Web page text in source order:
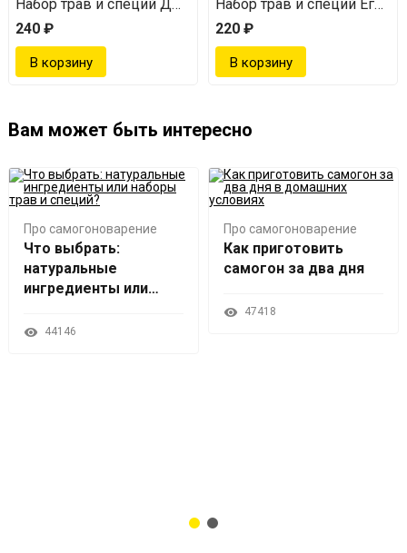
Набор трав и специй Джин
240 ₽
Набор трав и специй
220 ₽
Вам может быть интересно
Про самогоноварение
Что выбрать:
натуральные
ингредиенты или
специй?
44146
Про самогоноварение
Как приготовить
самогон за два дня
47418